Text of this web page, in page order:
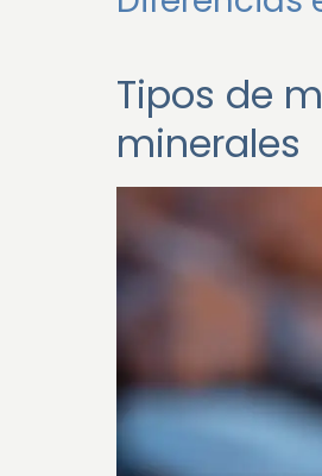
Tipos de
minerales